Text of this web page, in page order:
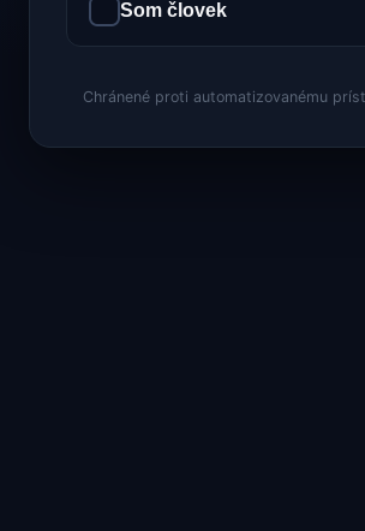
Som človek
Chránené proti automatizovanému